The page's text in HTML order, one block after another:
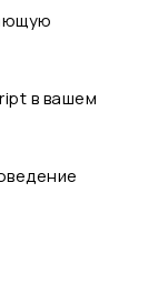
в вашем